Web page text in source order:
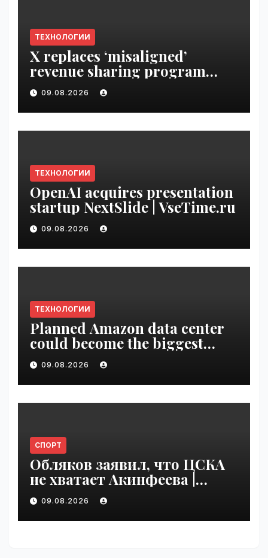
ТЕХНОЛОГИИ
X replaces ‘misaligned’
revenue sharing program
with Original Content
Rewards | VseTime.ru
09.08.2026
ТЕХНОЛОГИИ
OpenAI acquires presentation
startup NextSlide | VseTime.ru
09.08.2026
ТЕХНОЛОГИИ
Planned Amazon data center
could become the biggest
climate polluter in the U.S. |
VseTime.ru
09.08.2026
СПОРТ
Обляков заявил, что ЦСКА
не хватает Акинфеева |
VseTime.ru
09.08.2026